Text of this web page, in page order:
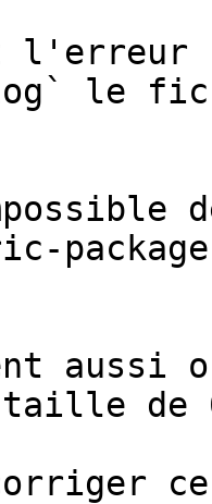
l'erreur
le
taille